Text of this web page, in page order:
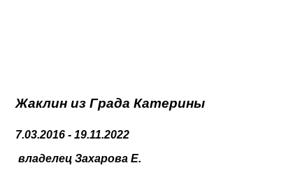
Жаклин из Града Катерины
7.03.2016 - 19.11.2022
владелец Захарова Е.